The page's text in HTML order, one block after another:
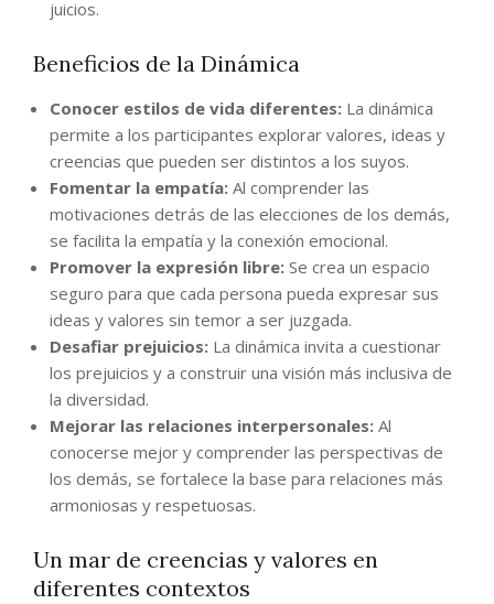
juicios.
Beneficios de la Dinámica
Conocer estilos de vida diferentes: La dinámica
permite a los participantes explorar valores, ideas y
creencias que pueden ser distintos a los suyos.
Fomentar la empatía: Al comprender las
motivaciones detrás de las elecciones de los demás,
se facilita la empatía y la conexión emocional.
Promover la expresión libre: Se crea un espacio
seguro para que cada persona pueda expresar sus
ideas y valores sin temor a ser juzgada.
Desafiar prejuicios: La dinámica invita a cuestionar
los prejuicios y a construir una visión más inclusiva de
la diversidad.
Mejorar las relaciones interpersonales: Al
conocerse mejor y comprender las perspectivas de
los demás, se fortalece la base para relaciones más
armoniosas y respetuosas.
Un mar de creencias y valores en
diferentes contextos